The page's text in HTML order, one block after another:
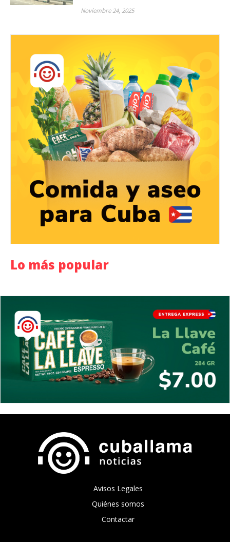
Noviembre 24, 2025
Lo más popular
Avisos Legales
Quiénes somos
Contactar